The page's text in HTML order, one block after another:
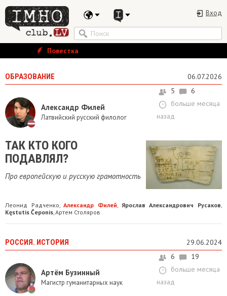
Вход
Повестка
ОБРАЗОВАНИЕ 06.07.2026
Александр Филей
Латвийский русский филолог
5
6
больше месяца
назад
​ТАК КТО КОГО
ПОДАВЛЯЛ?
Про европейскую и русскую грамотность
Леонид Радченко ,Александр Филей Ярослав Александрович Русаков
Kęstutis Čeponis Артем Столяров
РОССИЯ. ИСТОРИЯ 29.06.2024
Артём Бузинный
Магистр гуманитарных наук
6
19
больше месяца
назад